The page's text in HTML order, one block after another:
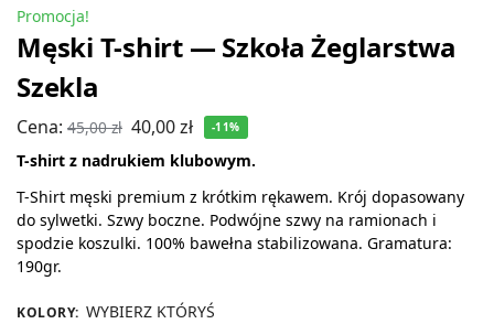
Promocja!
Męski T-shirt — Szkoła Żeglarstwa
Szekla
Cena: 45,00zł 40,00zł -11%
T-shirt z nadrukiem klubowym.
T-Shirt męski premium z krótkim rękawem. Krój dopasowany
do sylwetki. Szwy boczne. Podwójne szwy na ramionach i
spodzie koszulki. 100% bawełna stabilizowana. Gramatura:
190gr.
KOLORY: WYBIERZ KTÓRYŚ